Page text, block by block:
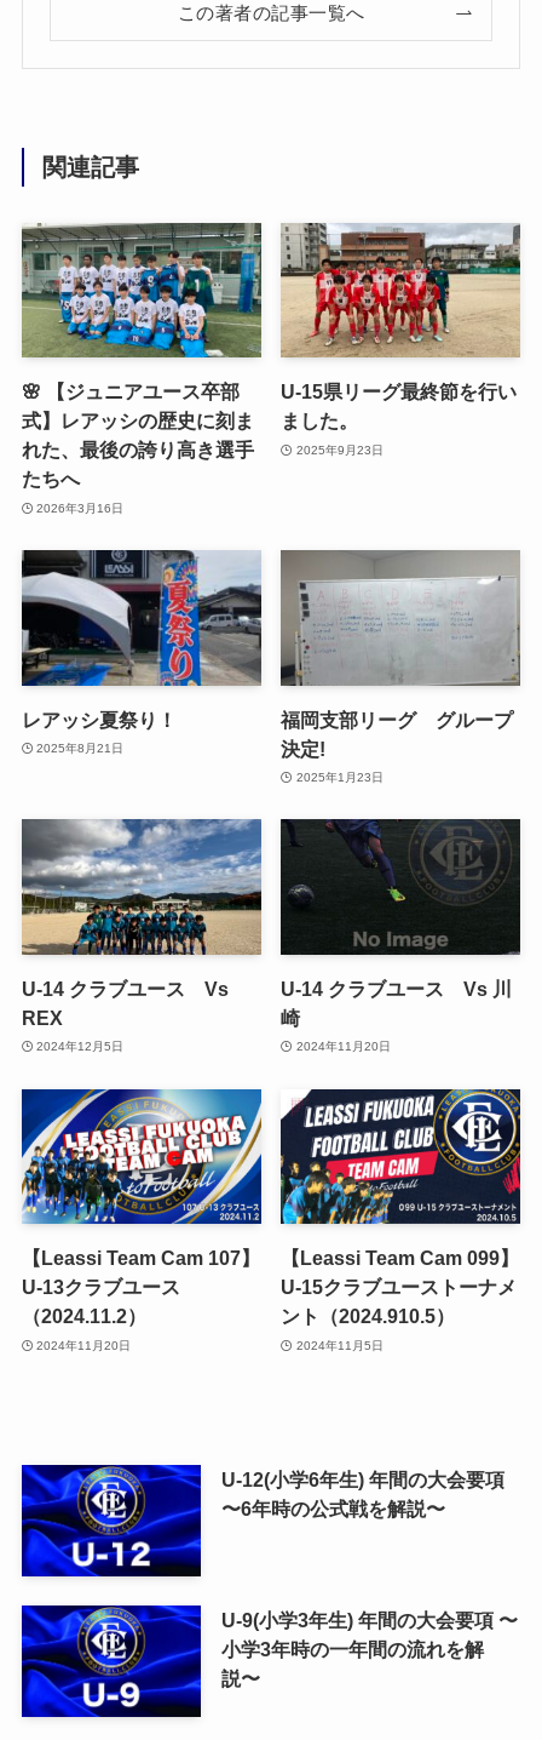
この著者の記事一覧へ
関連記事
🌸 【ジュニアユース卒部
式】レアッシの歴史に刻ま
れた、最後の誇り高き選手
たちへ
2026年3月16日
U-15県リーグ最終節を行い
ました。
2025年9月23日
レアッシ夏祭り！
2025年8月21日
福岡支部リーグ グループ
決定!
2025年1月23日
U-14 クラブユース Vs
REX
2024年12月5日
U-14 クラブユース Vs 川
崎
2024年11月20日
【Leassi Team Cam 107】
U-13クラブユース
（2024.11.2）
2024年11月20日
【Leassi Team Cam 099】
U-15クラブユーストーナメ
ント（2024.910.5）
2024年11月5日
U-12(小学6年生) 年間の大会要項
〜6年時の公式戦を解説〜
U-9(小学3年生) 年間の大会要項 〜
小学3年時の一年間の流れを解
説〜